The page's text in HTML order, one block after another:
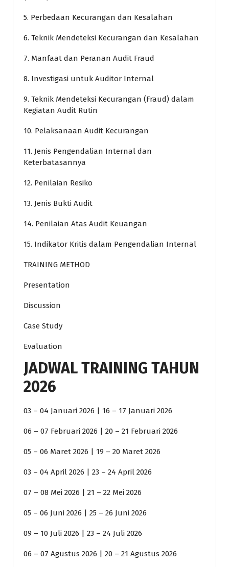
5. Perbedaan Kecurangan dan Kesalahan
6. Teknik Mendeteksi Kecurangan dan Kesalahan
7. Manfaat dan Peranan Audit Fraud
8. Investigasi untuk Auditor Internal
9. Teknik Mendeteksi Kecurangan (Fraud) dalam
Kegiatan Audit Rutin
10. Pelaksanaan Audit Kecurangan
11. Jenis Pengendalian Internal dan
Keterbatasannya
12. Penilaian Resiko
13. Jenis Bukti Audit
14. Penilaian Atas Audit Keuangan
15. Indikator Kritis dalam Pengendalian Internal
TRAINING METHOD
Presentation
Discussion
Case Study
Evaluation
JADWAL TRAINING TAHUN
2026
03 – 04 Januari 2026 | 16 – 17 Januari 2026
06 – 07 Februari 2026 | 20 – 21 Februari 2026
05 – 06 Maret 2026 | 19 – 20 Maret 2026
03 – 04 April 2026 | 23 – 24 April 2026
07 – 08 Mei 2026 | 21 – 22 Mei 2026
05 – 06 Juni 2026 | 25 – 26 Juni 2026
09 – 10 Juli 2026 | 23 – 24 Juli 2026
06 – 07 Agustus 2026 | 20 – 21 Agustus 2026